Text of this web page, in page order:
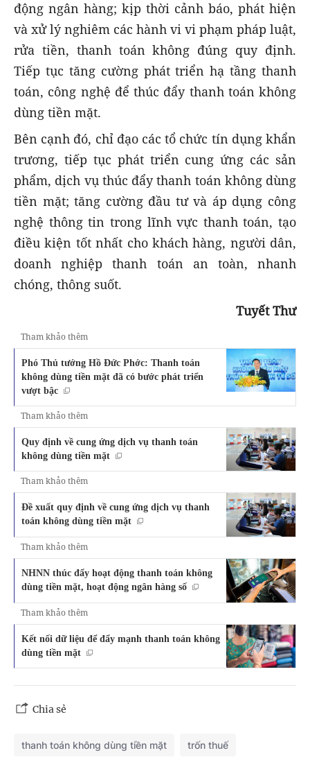
động ngân hàng; kịp thời cảnh báo, phát hiện
và xử lý nghiêm các hành vi vi phạm pháp luật,
rửa tiền, thanh toán không đúng quy định.
Tiếp tục tăng cường phát triển hạ tầng thanh
toán, công nghệ để thúc đẩy thanh toán không
dùng tiền mặt.
Bên cạnh đó, chỉ đạo các tổ chức tín dụng khẩn
trương, tiếp tục phát triển cung ứng các sản
phẩm, dịch vụ thúc đẩy thanh toán không dùng
tiền mặt; tăng cường đầu tư và áp dụng công
nghệ thông tin trong lĩnh vực thanh toán, tạo
điều kiện tốt nhất cho khách hàng, người dân,
doanh nghiệp thanh toán an toàn, nhanh
chóng, thông suốt.
Tuyết Thư
Tham khảo thêm
Phó Thủ tướng Hồ Đức Phớc: Thanh toán
không dùng tiền mặt đã có bước phát triển
vượt bậc
Tham khảo thêm
Quy định về cung ứng dịch vụ thanh toán
không dùng tiền mặt
Tham khảo thêm
Đề xuất quy định về cung ứng dịch vụ thanh
toán không dùng tiền mặt
Tham khảo thêm
NHNN thúc đẩy hoạt động thanh toán không
dùng tiền mặt, hoạt động ngân hàng số
Tham khảo thêm
Kết nối dữ liệu để đẩy mạnh thanh toán không
dùng tiền mặt
Chia sẻ
thanh toán không dùng tiền mặt trốn thuế